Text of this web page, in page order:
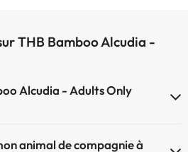
THB Bamboo Alcudia -
Alcudia - Adults Only
animal de compagnie à